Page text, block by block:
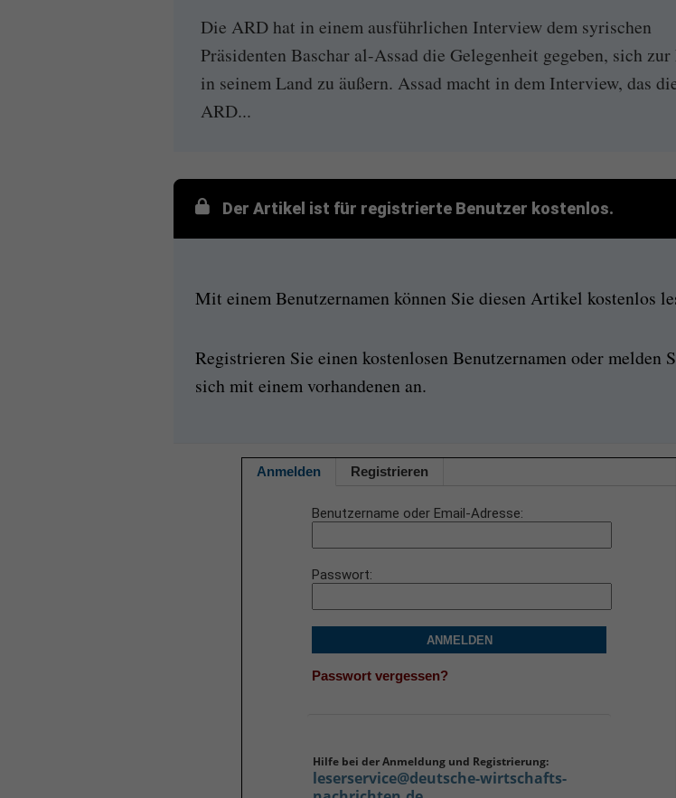
Die ARD hat in einem ausführlichen Interview dem syrischen
Präsidenten Baschar al-Assad die Gelegenheit gegeben, sich zur
in seinem Land zu äußern. Assad macht in dem Interview, das
ARD...
Der Artikel ist für registrierte Benutzer kostenlos.
Mit einem Benutzernamen können Sie diesen Artikel kostenlos
Registrieren Sie einen kostenlosen Benutzernamen oder melden
sich mit einem vorhandenen an.
Anmelden Registrieren
Benutzername oder Email-Adresse
Passwort
ANMELDEN
Passwort vergessen?
Hilfe bei der Anmeldung und Registrierung:
leserservice@deutsche-wirtschafts-